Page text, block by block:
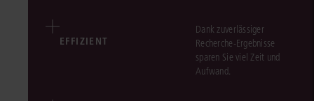
EFFIZIENT
Dank zuverlässiger
Recherche-Ergebnisse
sparen Sie viel Zeit und
Aufwand.